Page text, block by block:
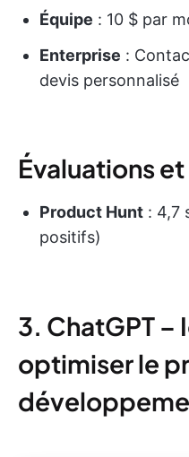
Équipe : 10 $ par
Enterprise :
devis personnalisé
Évaluations
Product Hunt : 4,7
positifs)
3. ChatGPT –
optimiser le